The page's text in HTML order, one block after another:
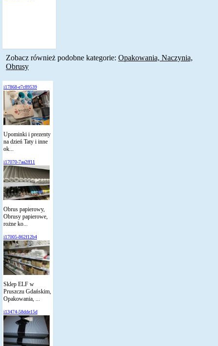
Zobacz również podobne kategorie: Opakowania, Naczynia,
Obrusy
i17868-e7c89539
Upominki i prezenty
na dzień Taty i inne
ok...
i17070-7aa2ff11
Obrus papierowy,
Obrusy papierowe,
rożne ko...
i17005-862f12b4
Sklep ELF w
Pruszczu Gdańskim,
Opakowania, ...
i13474-58dde15d